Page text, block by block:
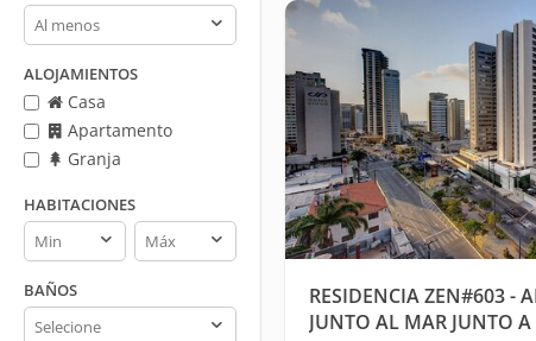
¿Cuántas
personas?
ALOJAMIENTOS
Casa
Apartamento
Granja
HABITACIONES
Habitaciones
min
Habitaciones
max
BAÑOS
Baños
RESIDENCIA ZEN#603 -
JUNTO AL MAR JUNTO A